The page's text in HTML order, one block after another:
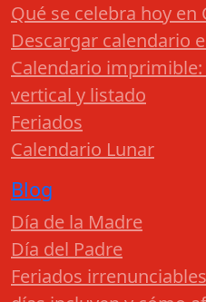
Qué se celebra hoy en
Descargar calendario
Calendario imprimible:
vertical y listado
Feriados
Calendario Lunar
Blog
Día de la Madre
Día del Padre
Feriados